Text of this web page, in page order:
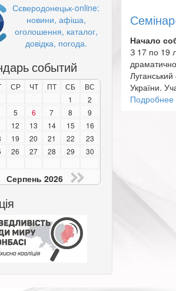
Сєверодонецьк-online:
новини, афіша,
оголошення, каталог,
довідка, погода.
событий
СР ЧТ ПТ СБ
ВС
1
2
5 6 7 8
9
12 13 14 15
16
19 20 21 22
23
26 27 28 29
30
Серпень 2026
Начало
З 17 по 19
України.
Подробнее